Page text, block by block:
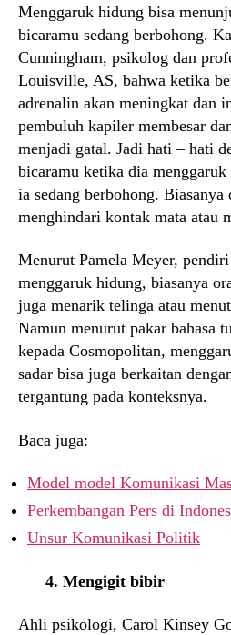
Menggaruk hidung bisa
bicaramu sedang berbohong.
Cunningham, psikolog dan
Louisville, AS, bahwa ketika
adrenalin akan meningkat dan
pembuluh kapiler membesar
menjadi gatal. Jadi hati – hati
bicaramu ketika dia
ia sedang berbohong.
menghindari kontak mata atau
Menurut Pamela Meyer,
menggaruk hidung, biasanya
juga menarik telinga atau
Namun menurut pakar bahasa
kepada Cosmopolitan,
sadar bisa juga berkaitan
tergantung pada konteksnya.
Baca juga:
Model model Komunikasi
Perkembangan Pers di
Unsur Komunikasi Politik
4. Mengigit bibir
Ahli psikologi, Carol Kinsey